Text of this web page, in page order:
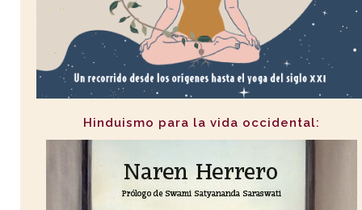
Hinduismo para la vida occidental: